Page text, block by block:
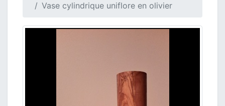
Vase cylindrique uniflore en olivier